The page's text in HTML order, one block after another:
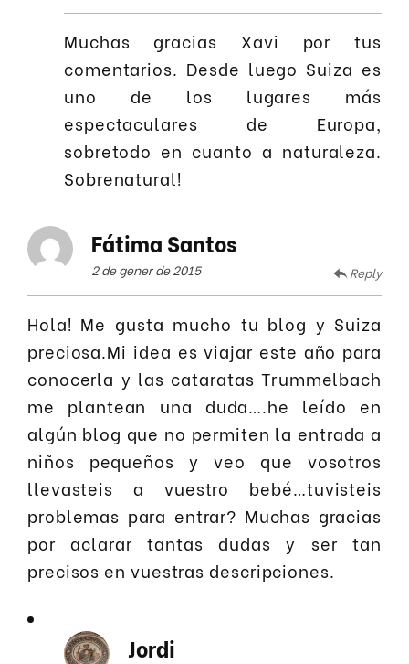
Muchas gracias Xavi por tus
comentarios. Desde luego Suiza es
uno de los lugares más
espectaculares de Europa,
sobretodo en cuanto a naturaleza.
Sobrenatural!
Fátima Santos
2 de gener de 2015 Reply
Hola! Me gusta mucho tu blog y Suiza
preciosa.Mi idea es viajar este año para
conocerla y las cataratas Trummelbach
me plantean una duda….he leído en
algún blog que no permiten la entrada a
niños pequeños y veo que vosotros
llevasteis a vuestro bebé…tuvisteis
problemas para entrar? Muchas gracias
por aclarar tantas dudas y ser tan
precisos en vuestras descripciones.
Jordi